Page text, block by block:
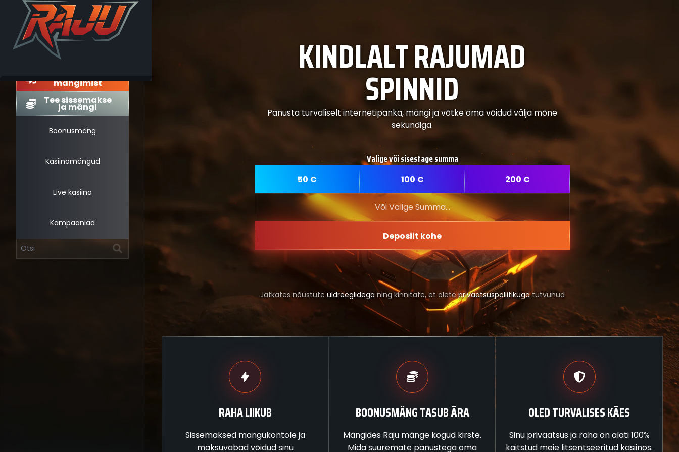
mängimist
Tee sissemakse
ja mängi
Boonusmäng
Kasiinomängud
Live kasiino
Kampaaniad
KINDLALT RAJUMAD
SPINNID
Panusta turvaliselt internetipanka, mängi ja võtke oma võidud välja mõne
sekundiga.
Valige või sisestage summa
50 € 100 € 200 €
Deposiit kohe
Jätkates nõustute üldreeglidega ning kinnitate, et oleteprivaatsuspoliitikugatutvunud
RAHA LIIKUB
Sissemaksed mängukontole ja
maksuvabad võidud sinu
BOONUSMÄNG TASUB ÄRA
Mängides Raju mänge kogud kirste.
Mida suuremate panustega oma
OLED TURVALISES KÄES
Sinu privaatsus ja raha on alati 100%
kaitstud meie litsentseeritud kasiinos.